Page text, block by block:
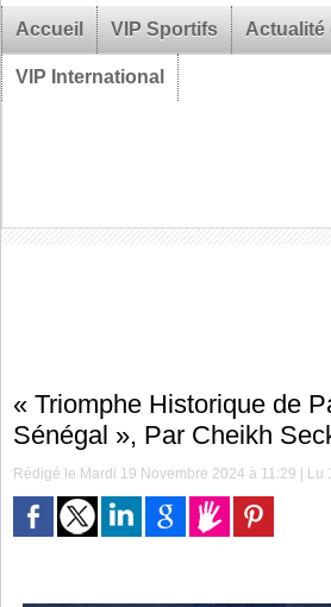
Accueil VIP Sportifs Actualité
VIP International
« Triomphe Historique de
Sénégal », Par Cheikh
Rédigé le Mardi 19 Novembre 2024 à 11:29 | Lu